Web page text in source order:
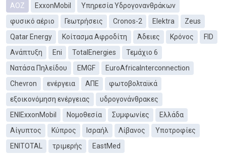
ΑΟΖ
ExxonMobil
Υπηρεσία Υδρογονανθράκων
φυσικό αέριο
Γεωτρήσεις Cronos-2 Elektra
Zeus
Qatar Energy
Κοίτασμα Αφροδίτη Άδειες Κρόνος
FID
Ανάπτυξη
Eni TotalEnergies
Τεμάχιο 6
Νατάσα Πηλείδου
EMGF
EuroAfricaInterconnection
Chevron
ενέργεια ΑΠΕ
φωτοβολταϊκά
εξοικονόμηση ενέργειας
υδρογονάνθρακες
ΕΝΙExxonMobil
Νομοθεσία Συμφωνίες
Ελλάδα
Αίγυπτος
Κύπρος Ισραήλ Λίβανος
Υποτροφίες
ENITOTAL
τριμερής EastMed